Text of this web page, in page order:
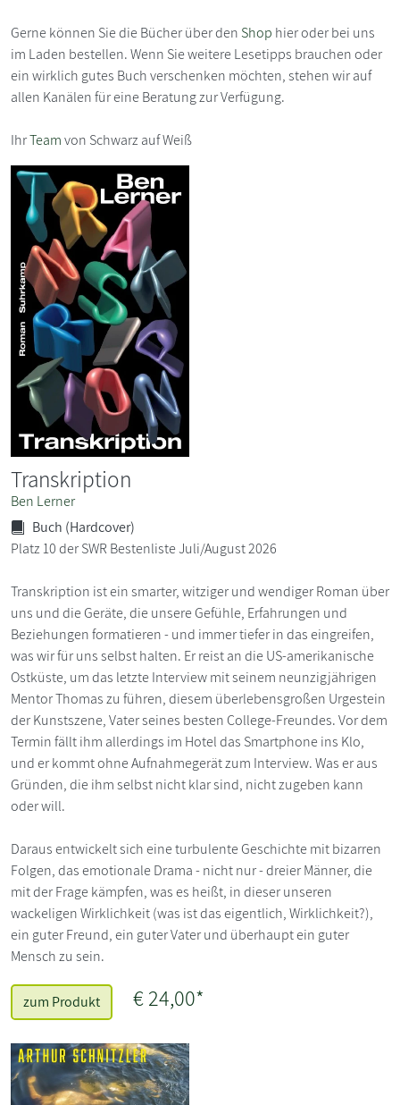
Gerne können Sie die Bücher über den Shop hier oder bei uns
im Laden bestellen. Wenn Sie weitere Lesetipps brauchen oder
ein wirklich gutes Buch verschenken möchten, stehen wir auf
allen Kanälen für eine Beratung zur Verfügung.
IhrTeamvon Schwarz auf Weiß
Transkription
Ben Lerner
Buch (Hardcover)
Platz 10 der SWR Bestenliste Juli/August 2026
Transkription ist ein smarter, witziger und wendiger Roman über
uns und die Geräte, die unsere Gefühle, Erfahrungen und
Beziehungen formatieren - und immer tiefer in das eingreifen,
was wir für uns selbst halten. Er reist an die US-amerikanische
Ostküste, um das letzte Interview mit seinem neunzigjährigen
Mentor Thomas zu führen, diesem überlebensgroßen Urgestein
der Kunstszene, Vater seines besten College-Freundes. Vor dem
Termin fällt ihm allerdings im Hotel das Smartphone ins Klo,
und er kommt ohne Aufnahmegerät zum Interview. Was er aus
Gründen, die ihm selbst nicht klar sind, nicht zugeben kann
oder will.
Daraus entwickelt sich eine turbulente Geschichte mit bizarren
Folgen, das emotionale Drama - nicht nur - dreier Männer, die
mit der Frage kämpfen, was es heißt, in dieser unseren
wackeligen Wirklichkeit (was ist das eigentlich, Wirklichkeit?),
ein guter Freund, ein guter Vater und überhaupt ein guter
Mensch zu sein.
zum Produkt € 24,00*